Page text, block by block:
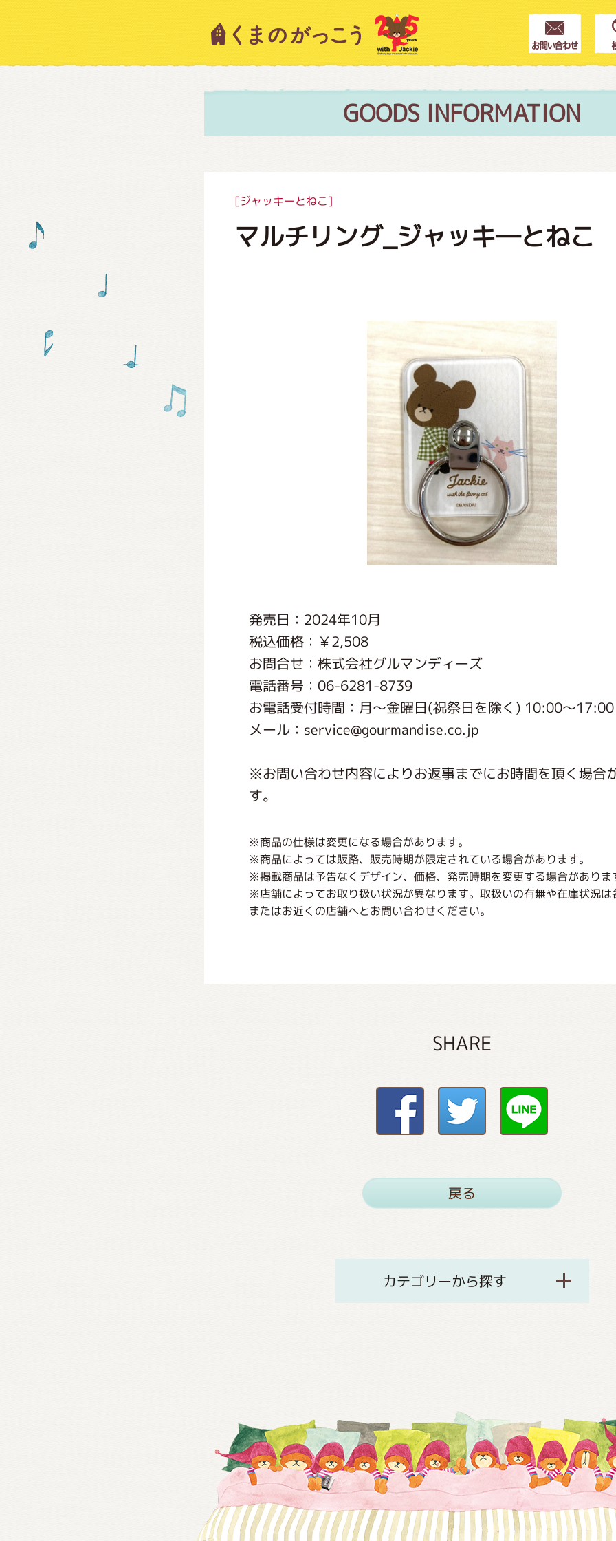
GOODS INFORMATION
[ジャッキーとねこ]
マルチリング_ジャッキ―とねこ
発売日：2024年10月
税込価格：￥2,508
お問合せ：株式会社グルマンディーズ
電話番号：06-6281-8739
お電話受付時間：月〜金曜日(祝祭日を除く) 10:00～17:00
メール：service@gourmandise.co.jp
※お問い合わせ内容によりお返事までにお時間を頂く場合
す。
※商品の仕様は変更になる場合があります。
※商品によっては販路、販売時期が限定されている場合があります。
※掲載商品は予告なくデザイン、価格、発売時期を変更する場合がありま
※店舗によってお取り扱い状況が異なります。取扱いの有無や在庫状況は
またはお近くの店舗へとお問い合わせください。
SHARE
戻る
カテゴリーから探す
キャラクター紹介
絵本・作家紹介
グッズインフォメーション
ミュージカル・コンサート
おたのしみコンテンツ(クイズ・AR・診断・占
チア ジャッキーズ！
くまのがっこう しょくいんしつ
くまのがっこう 家庭科部